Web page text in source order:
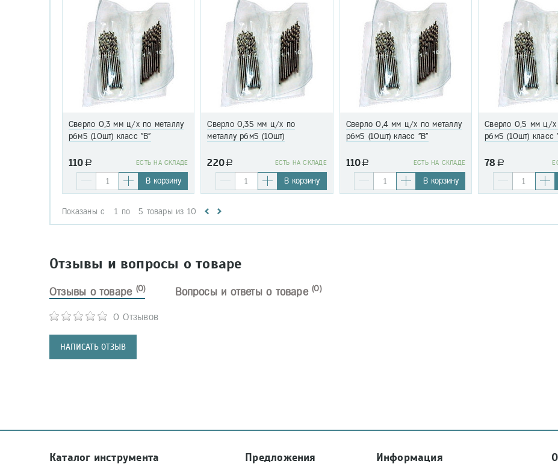
Сверло 0,3 мм ц/х по металлу
р6м5 (10шт) класс "В"
110 a EСТЬ НА СКЛАДЕ
В корзину
Сверло 0,35 мм ц/х по
металлу р6м5 (10шт)
220a EСТЬ НА СКЛАДЕ
В корзину
Сверло 0,4 мм ц/х по металлу
р6м5 (10шт) класс "В"
110a EСТЬ НА СКЛАДЕ
В корзину
Сверло 0,5 мм ц/х
р6м5 (10шт) класс
78 a
Показаны с 1 по 5 товары из 10
Отзывы и вопросы о товаре
Отзывы о товаре (0)
0 Отзывов
НАПИСАТЬ ОТЗЫВ
Вопросы и ответы о товаре(0)
Каталог инструмента Предложения Информация